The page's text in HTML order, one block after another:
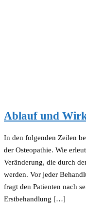
Ablauf und
In den folgenden Zeilen
der Osteopathie. Wie
Veränderung, die durch
werden. Vor jeder
fragt den Patienten nach
Erstbehandlung […]